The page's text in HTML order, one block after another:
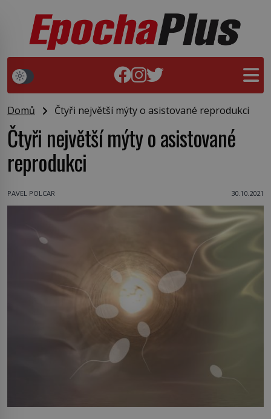
Domů Čtyři největší mýty o asistované reprodukci
Čtyři největší mýty o asistované
reprodukci
PAVEL POLCAR 30.10.2021